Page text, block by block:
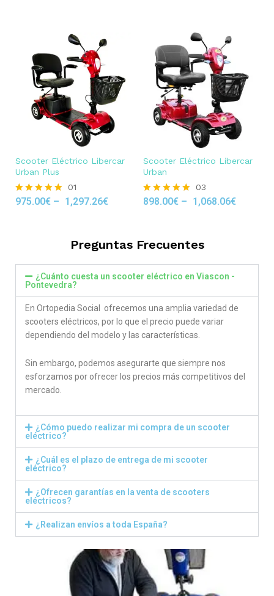
Scooter Eléctrico Libercar
Urban Plus
Rated
01
975.00€ – 1,297.26€
Scooter Eléctrico Libercar
Urban
Rated
03
898.00€ – 1,068.06€
Preguntas Frecuentes
¿Cuánto cuesta un scooter eléctrico en Viascon -
Pontevedra?
En Ortopedia Social ofrecemos una amplia variedad de
scooters eléctricos, por lo que el precio puede variar
dependiendo del modelo y las características.
Sin embargo, podemos asegurarte que siempre nos
esforzamos por ofrecer los precios más competitivos del
mercado.
¿Cómo puedo realizar mi compra de un scooter
eléctrico?
¿Cuál es el plazo de entrega de mi scooter
eléctrico?
¿Ofrecen garantías en la venta de scooters
eléctricos?
¿Realizan envíos a toda España?